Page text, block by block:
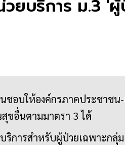
ยบริการ ม.3 '
ชอบให้องค์กรภาคประชาชน
ขอื่นตามมาตรา 3 ได้
บริการสำหรับผู้ป่วยเฉพาะก